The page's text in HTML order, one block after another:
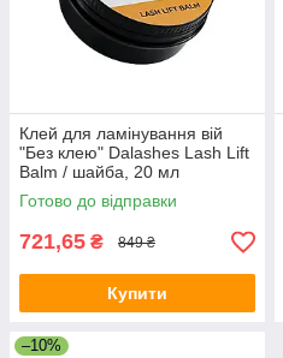
Клей для ламінування вій
"Без клею" Dalashes Lash Lift
Balm / шайба, 20 мл
Готово до відправки
721,65 ₴ 849 ₴
Купити
–10%